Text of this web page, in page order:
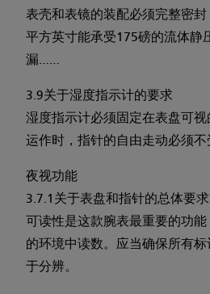
表壳和表镜的装配必须完整密
平方英寸能承受175磅的流体静
漏……
3.9关于湿度指示计的要求
湿度指示计必须固定在表盘可
运作时，指针的自由走动必须不
夜视功能
3.7.1关于表盘和指针的总体要求
可读性是这款腕表最重要的功
的环境中读数。应当确保所有
于分辨。